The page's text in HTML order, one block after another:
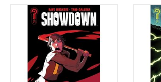
Ignition Press Showdown #1
TOEVOEGEN AAN WINKELWAGEN